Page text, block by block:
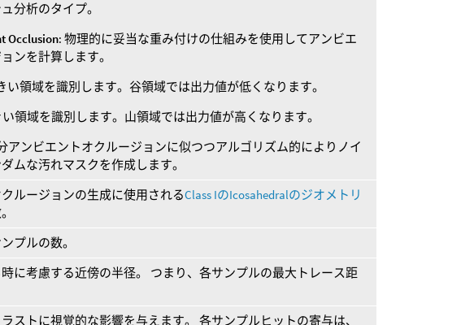
分析のタイプ。
Occlusion: 物理的に妥当な重み付けの仕組みを使用してアンビエ
ンを計算します。
い領域を識別します。谷領域では出力値が低くなります。
領域を識別します。山領域では出力値が高くなります。
アンビエントオクルージョンに似つつアルゴリズム的によりノイ
ムな汚れマスクを作成します。
ルージョンの生成に使用されるClass IのIcosahedralのジオメトリ
プルの数。
に考慮する近傍の半径。 つまり、各サンプルの最大トレース距
ストに視覚的な影響を与えます。 各サンプルヒットの寄与は、